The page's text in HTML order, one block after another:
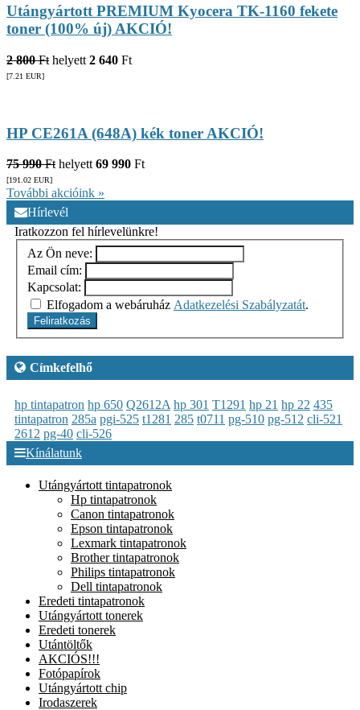
Utángyártott PREMIUM Kyocera TK-1160 fekete
toner (100% új) AKCIÓ!
2 800 Ft helyett 2 640 Ft
[7.21 EUR]
HP CE261A (648A) kék toner AKCIÓ!
75 990 Fthelyett69 990 Ft
[191.02 EUR]
További akcióink »
Hírlevél
Iratkozzon fel hírlevelünkre!
Az Ön neve:
Email cím:
Kapcsolat:
Elfogadom a webáruház Adatkezelési Szabályzatát.
Feliratkozás
Címkefelhő
hp tintapatron hp 650 Q2612A hp 301 T1291 hp 21 hp 22 435
tintapatron 285a pgi-525 t1281 285 t0711 pg-510 pg-512 cli-521
2612 pg-40 cli-526
Kínálatunk
Utángyártott tintapatronok
Hp tintapatronok
Canon tintapatronok
Epson tintapatronok
Lexmark tintapatronok
Brother tintapatronok
Philips tintapatronok
Dell tintapatronok
Eredeti tintapatronok
Utángyártott tonerek
Eredeti tonerek
Utántöltők
AKCIÓS!!!
Fotópapírok
Utángyártott chip
Irodaszerek